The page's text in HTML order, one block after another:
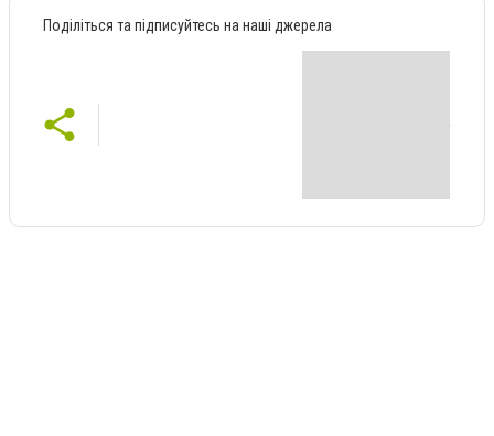
Поділіться та підписуйтесь на наші джерела